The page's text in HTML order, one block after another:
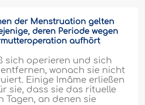
der Menstruation gelten
deren Periode wegen
aufhört
sich operieren und sich
wonach sie nicht
Einige Imâme erließen
sie, dass sie das rituelle
Tagen, an denen sie